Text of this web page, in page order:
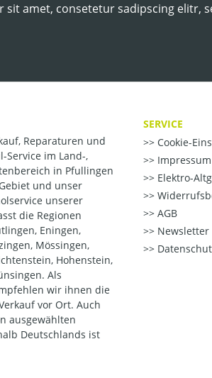
sit amet, consetetur sadipscing
Reparaturen und
Service im Land-,
in Pfullingen
und unser
unserer
die Regionen
Eningen,
Mössingen,
Hohenstein,
Als
wir ihnen die
vor Ort. Auch
ausgewählten
Deutschlands ist
SERVICE
Cookie-
Impressum
Elektro-
AGB
Newsletter